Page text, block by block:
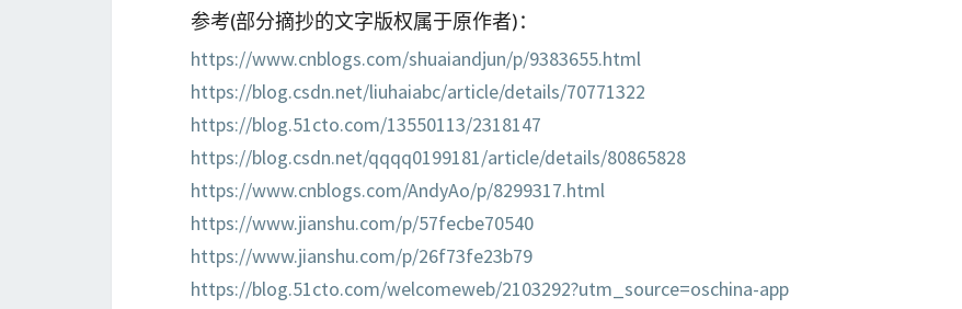
参考(部分摘抄的文字版权属于原作者)：
https://www.cnblogs.com/shuaiandjun/p/9383655.html
https://blog.csdn.net/liuhaiabc/article/details/70771322
https://blog.51cto.com/13550113/2318147
https://blog.csdn.net/qqqq0199181/article/details/80865828
https://www.cnblogs.com/AndyAo/p/8299317.html
https://www.jianshu.com/p/57fecbe70540
https://www.jianshu.com/p/26f73fe23b79
https://blog.51cto.com/welcomeweb/2103292?utm_source=oschina-app